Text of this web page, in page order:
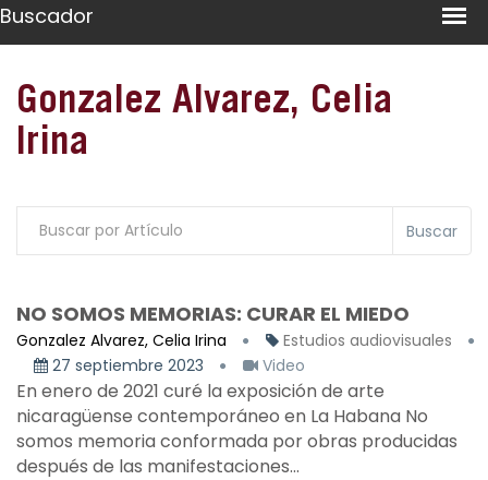
Buscador
Gonzalez Alvarez, Celia
Irina
Buscar
NO SOMOS MEMORIAS: CURAR EL MIEDO
Gonzalez Alvarez, Celia Irina
Estudios audiovisuales
27 septiembre 2023
Video
En enero de 2021 curé la exposición de arte
nicaragüense contemporáneo en La Habana No
somos memoria conformada por obras producidas
después de las manifestaciones...